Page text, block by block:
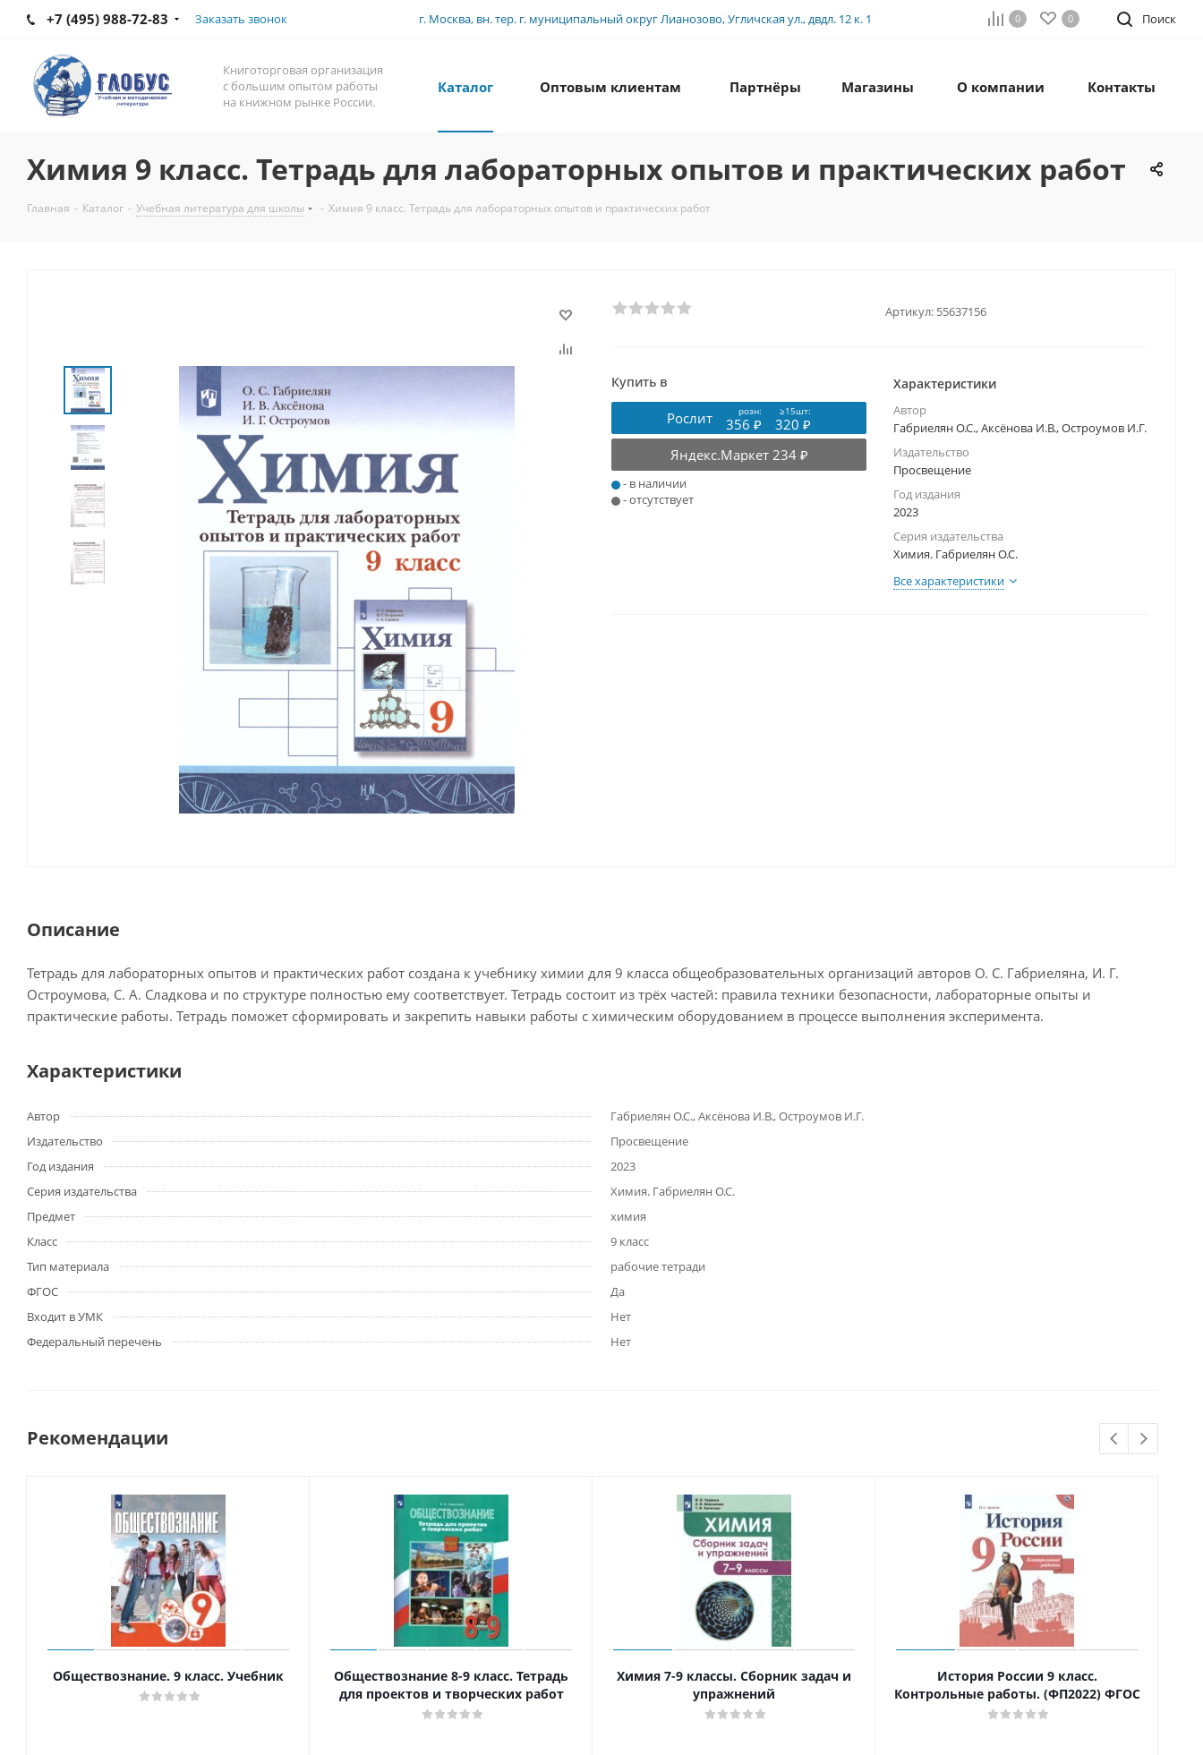
+7 (495) 988-72-83 Заказать звонок г. Москва, вн. тер. г. муниципальный округ Лианозово, Угличская ул., двдл. 12 к. 1 Поиск
0 0
Книготорговая организация
с большим опытом работы
на книжном рынке России.
Каталог Оптовым клиентам Партнёры Магазины О компании Контакты
Химия 9 класс. Тетрадь для лабораторных опытов и практических работ
Главная - Каталог - Учебная литература для школы - Химия 9 класс. Тетрадь для лабораторных опытов и практических работ
Артикул: 55637156
Купить в
Рослит розн: ≥15шт:
356 ₽
320 ₽
Яндекс.Маркет234 ₽
- в наличии
- отсутствует
Характеристики
Автор
Габриелян О.С., Аксёнова И.В., Остроумов И.Г.
Издательство
Просвещение
Год издания
2023
Серия издательства
Химия. Габриелян О.С.
Все характеристики
Описание
Тетрадь для лабораторных опытов и практических работ создана к учебнику химии для 9 класса общеобразовательных организаций авторов О. С. Габриеляна, И. Г.
Остроумова, С. А. Сладкова и по структуре полностью ему соответствует. Тетрадь состоит из трёх частей: правила техники безопасности, лабораторные опыты и
практические работы. Тетрадь поможет сформировать и закрепить навыки работы с химическим оборудованием в процессе выполнения эксперимента.
Характеристики
Автор
Габриелян О.С., Аксёнова И.В., Остроумов И.Г.
Издательство
Просвещение
Год издания
2023
Серия издательства
Химия. Габриелян О.С.
Предмет
химия
Класс
9 класс
Тип материала
рабочие тетради
ФГОС
Да
Входит в УМК
Нет
Федеральный перечень
Нет
Рекомендации
Обществознание. 9 класс. Учебник
Обществознание 8-9 класс. Тетрадь
для проектов и творческих работ
Химия 7-9 классы. Сборник задач и
упражнений
История России 9 класс.
Контрольные работы. (ФП2022) ФГОС